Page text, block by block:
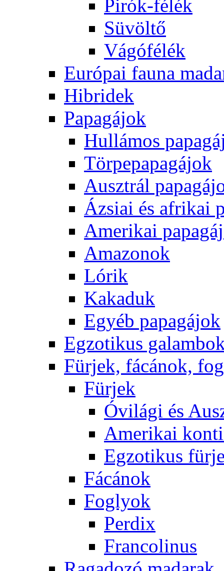
Pirók-félék
Süvöltő
Vágófélék
Európai fauna
Hibridek
Papagájok
Hullámos
Törpepapagájok
Ausztrál
Ázsiai és afrikai
Amerikai
Amazonok
Lórik
Kakaduk
Egyéb papagájok
Egzotikus
Fürjek, fácánok,
Fürjek
Óvilági és
Amerikai
Egzotikus
Fácánok
Foglyok
Perdix
Francolinus